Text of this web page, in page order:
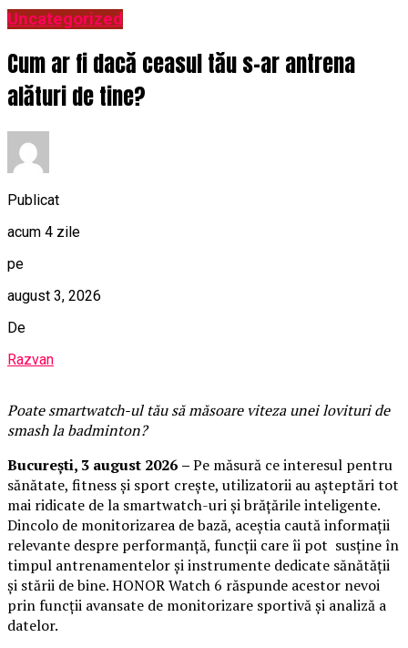
Uncategorized
Cum ar fi dacă ceasul tău s-ar antrena
alături de tine?
Publicat
acum 4 zile
pe
august 3, 2026
De
Razvan
Poate smartwatch-ul tăusă măsoare viteza unei lovituri de
smash la badminton?
București, 3 august 2026 –Pe măsură ce interesul pentru
sănătate, fitness și sport crește, utilizatorii au așteptări tot
mai ridicate de la smartwatch-uri și brățările inteligente.
Dincolo de monitorizarea de bază, aceștia caută informații
relevante despre performanță, funcții care îi pot susține în
timpul antrenamentelor și instrumente dedicate sănătății
și stării de bine. HONOR Watch 6 răspunde acestor nevoi
prin funcții avansate de monitorizare sportivă și analiză a
datelor.